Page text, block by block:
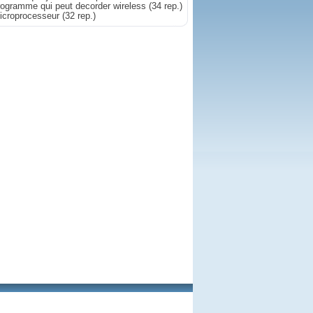
qui peut decorder wireless (34 rep.)
(32 rep.)